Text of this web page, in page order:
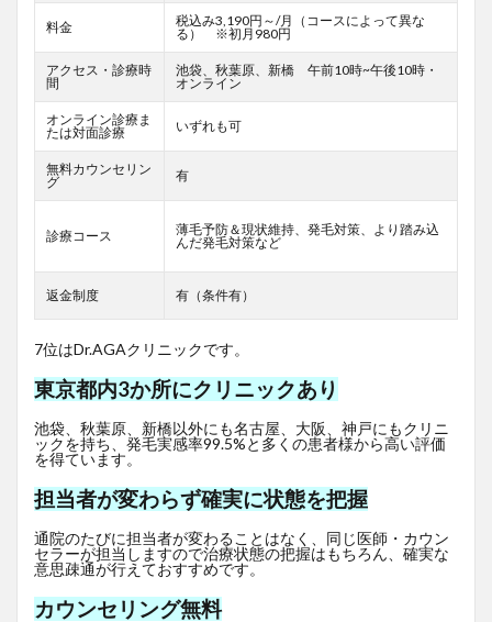
料金
税込み3,190円～/月（コースによって異な
る） ※初月980円
アクセス・診療時
間
池袋、秋葉原、新橋 午前10時~午後10時・
オンライン
オンライン診療ま
たは対面診療
いずれも可
無料カウンセリン
グ
有
診療コース
薄毛予防＆現状維持、発毛対策、より踏み込
んだ発毛対策など
返金制度 有（条件有）
7位はDr.AGAクリニックです。
東京都内3か所にクリニックあり
池袋、秋葉原、新橋以外にも名古屋、大阪、神戸にもクリニ
ックを持ち、発毛実感率99.5%と多くの患者様から高い評価
を得ています。
担当者が変わらず確実に状態を把握
通院のたびに担当者が変わることはなく、同じ医師・カウン
セラーが担当しますので治療状態の把握はもちろん、確実な
意思疎通が行えておすすめです。
カウンセリング無料